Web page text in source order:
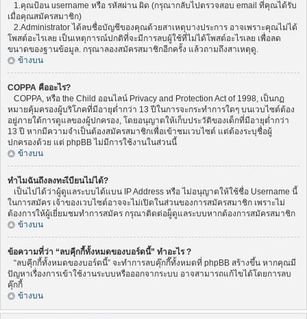
1.คุณป้อน username หรือ รหัสผ่าน ผิด (กรุณากลับไปตรวจสอบ email ที่คุณได้รับ
เมื่อคุณสมัครสมาชิก)
2.Administrator ได้ลบชื่อบัญชีของคุณด้วยสาเหตุบางประการ อาจเพราะคุณไม่ได้
โพสต์อะไรเลย เป็นเหตุการณ์ปกติที่จะมีการลบผู้ใช้ที่ไม่ได้โพสต์อะไรเลย เพื่อลด
ขนาดของฐานข้อมูล. กรุณาลองสมัครสมาชิกอีกครั้ง แล้วถามถึงสาเหตุดู.
ข้างบน
COPPA คืออะไร?
COPPA, หรือ the Child ออนไลน์ Privacy and Protection Act of 1998, เป็นกฏ
หมายคุ้มครองผู้บริโภคที่มีอายุต่ำกว่า 13 ปีในการจะกระทำการใดๆ บนเวบไซต์ต้อง
อยู่ภายใต้การดูแลของผู้ปกครอง, โดยอนุญาตให้เก็บประวัติของเด็กที่มีอายุต่ำกว่า
13 ปี หากมีความจำเป็นต้องสมัครสมาชิกเพื่อเข้าชมเวบไซต์ แต่ต้องระบุชื่อผู้
ปกครองด้วย แต่ phpBB ไม่มีการใช้งานในส่วนนี้
ข้างบน
ทำไมฉันถึงลงทะเีบียนไม่ได้?
เป็นไปได้ว่าผู้ดูแลระบบได้แบน IP Address หรือ ไม่อนุญาตให้ใช้ชื่อ Username นี้
ในการสมัคร เจ้าของเวบไซต์อาจจะไม่เปิดในส่วนของการสมัครสมาชิก เพราะไม่
ต้องการให้ผู้เยี่ยมชมทำการสมัคร กรุณาติดต่อผู็ดูแลระบบหากต้องการสมัครสมาชิก
ข้างบน
ข้อความที่ว่า “ลบคุีกกี้ทั้งหมดของบอร์ดนี้” ทำอะไร ?
“ลบคุีกกี้ทั้งหมดของบอร์ดนี้” จะทำการลบคุ๊กกี๊ทั้งหมดที่ phpBB สร้างขึ้น หากคุณมี
ปัญหาเรื่องการเข้าใช้งานระบบหรือออกจากระบบ อาจสามารถแก้ไขได้โดยการลบ
คุ๊กกี้
ข้างบน